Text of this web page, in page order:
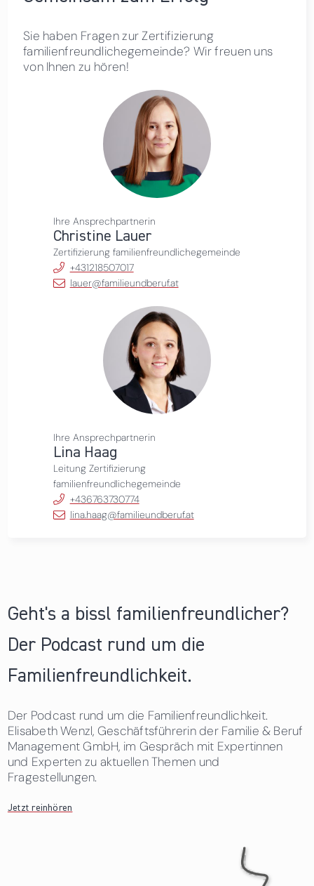
Sie haben Fragen zur Zertifizierung
familienfreundlichegemeinde? Wir freuen uns
von Ihnen zu hören!
Ihre Ansprechpartnerin
Christine Lauer
Zertifizierung familienfreundlichegemeinde
+431218507017
lauer@familieundberuf.at
Ihre Ansprechpartnerin
Lina Haag
Leitung Zertifizierung
familienfreundlichegemeinde
+436763730774
lina.haag@familieundberuf.at
Geht's a bissl familienfreundlicher?
Der Podcast rund um die
Familienfreundlichkeit.
Der Podcast rund um die Familienfreundlichkeit.
Elisabeth Wenzl, Geschäftsführerin der Familie & Beruf
Management GmbH, im Gespräch mit Expertinnen
und Experten zu aktuellen Themen und
Fragestellungen.
Jetzt reinhören